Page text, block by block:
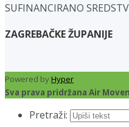
SUFINANCIRANO
ZAGREBAČKE ŽUPANIJE
Powered byHyper
Sva prava pridržana Air
Pretraži: